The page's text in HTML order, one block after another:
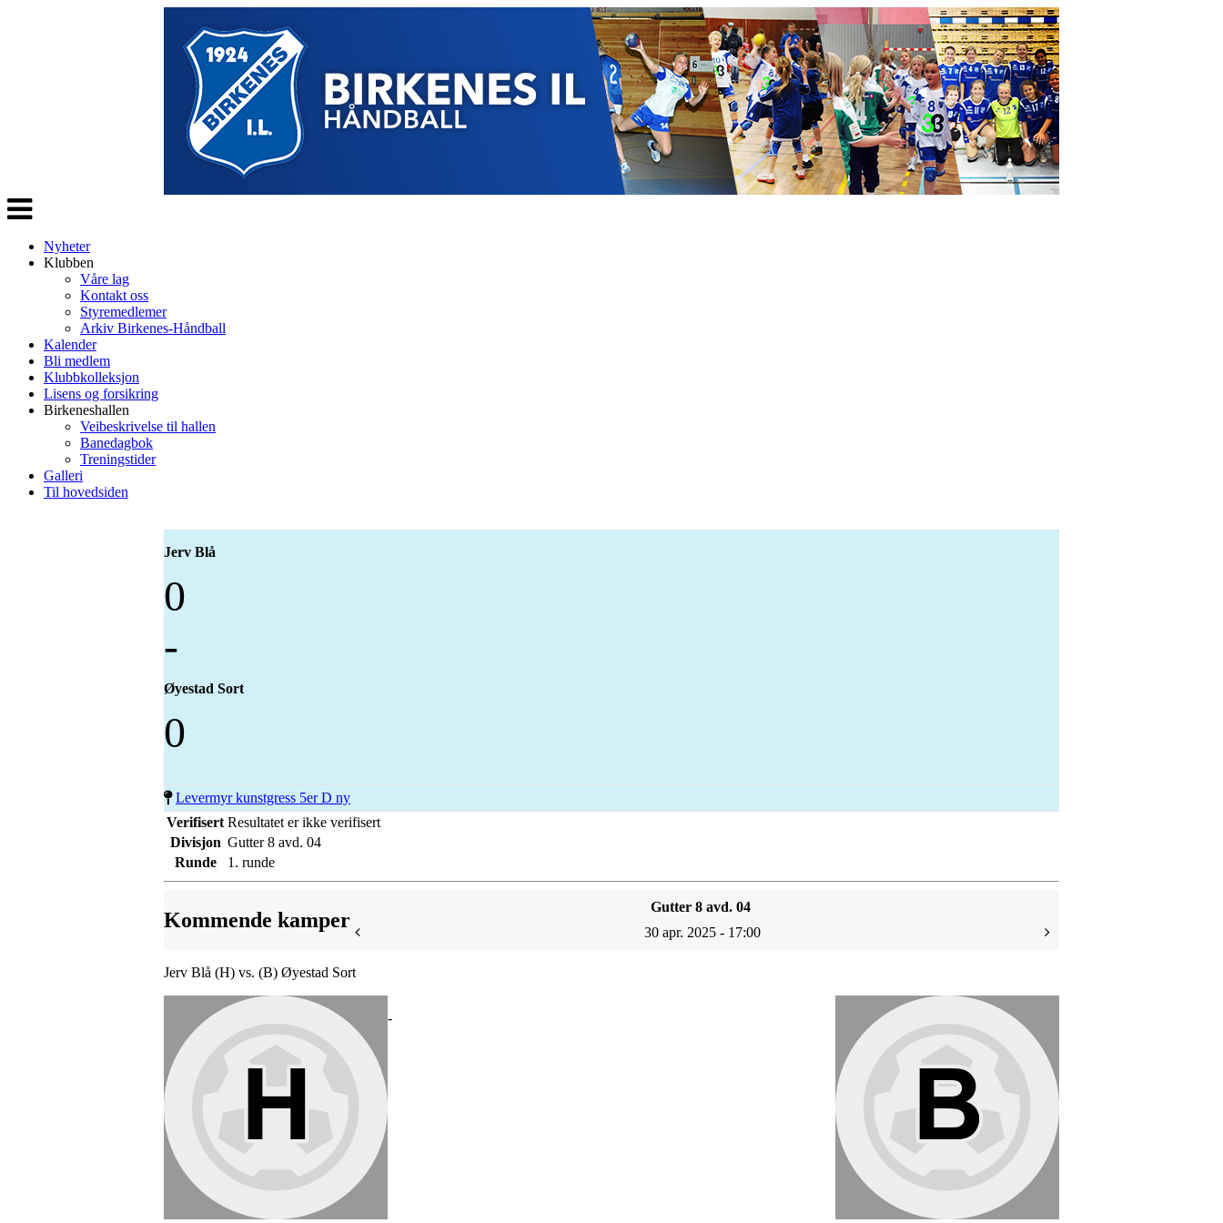
Veksle
navigasjon
Nyheter
Klubben
Våre lag
Kontakt oss
Styremedlemer
Arkiv Birkenes-Håndball
Kalender
Bli medlem
Klubbkolleksjon
Lisens og forsikring
Birkeneshallen
Veibeskrivelse til hallen
Banedagbok
Treningstider
Galleri
Til hovedsiden
Jerv Blå
0
-
Øyestad Sort
0
Levermyr kunstgress 5er D ny
Verifisert Resultatet er ikke verifisert
Divisjon Gutter 8 avd. 04
Runde
1. runde
Kommende kamper
Gutter 8 avd. 04
30 apr. 2025 - 17:00
Jerv Blå (H) vs. (B) Øyestad Sort
-